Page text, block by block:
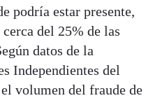
podría estar presente,
del 25% de las
datos de la
Independientes del
volumen del fraude de